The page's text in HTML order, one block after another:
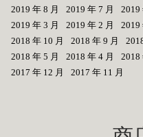
2019 年 8 月
2019 年 7 月 2019
2019 年 3 月
2019 年 2 月 2019
2018 年 10 月
2018 年 9 月
2018 年 5 月
2018 年 4 月 2018
2017 年 12 月
2017 年 11 月